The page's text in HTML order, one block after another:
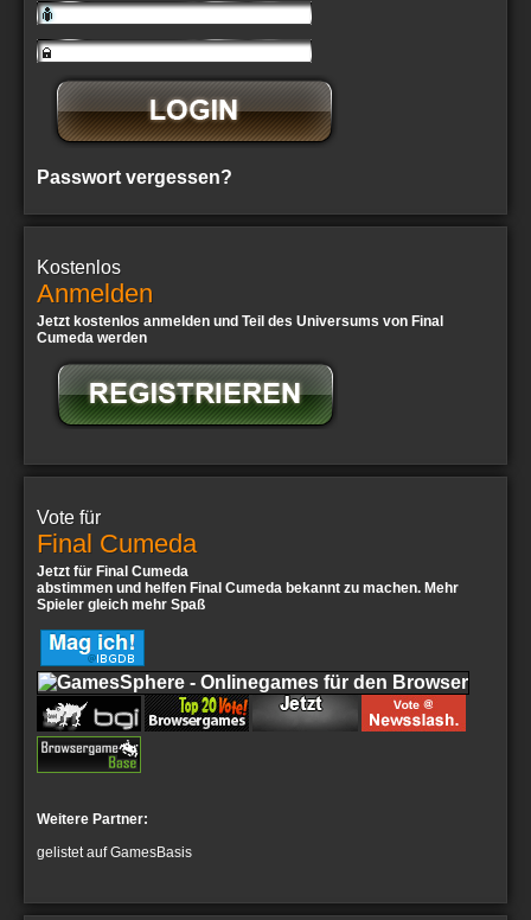
Passwort vergessen?
Kostenlos
Anmelden
Jetzt kostenlos anmelden und Teil des Universums von Final
Cumeda werden
Vote für
Final Cumeda
Jetzt für Final Cumeda
abstimmen und helfen Final Cumeda bekannt zu machen. Mehr
Spieler gleich mehr Spaß
Weitere Partner:
gelistet auf GamesBasis